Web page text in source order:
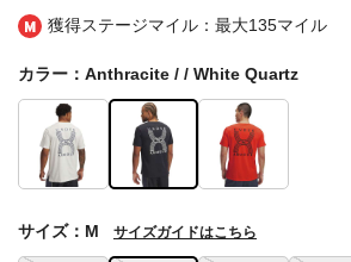
獲得ステージマイル：最大135マイル
カラー：Anthracite / / White Quartz
サイズ：M サイズガイドはこちら